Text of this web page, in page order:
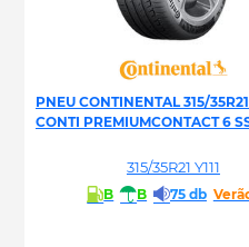
PNEU CONTINENTAL 315/35R21
CONTI PREMIUMCONTACT 6
315/35R21 Y111
B B 75 db